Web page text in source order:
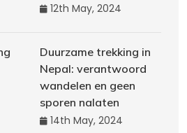
12th May, 2024
Duurzame trekking in
Nepal: verantwoord
wandelen en geen
sporen nalaten
14th May, 2024